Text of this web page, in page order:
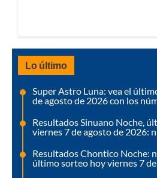
Lo último
Super Astro Luna: vea el
de agosto de 2026 con los
Resultados Sinuano Noche,
viernes 7 de agosto de 2026:
Resultados Chontico Noche:
último sorteo hoy viernes 7